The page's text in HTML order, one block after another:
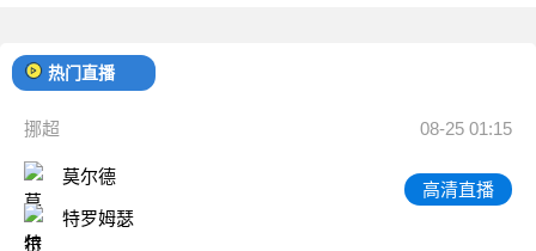
热门直播
挪超 08-25 01:15
莫尔德
特罗姆瑟
高清直播